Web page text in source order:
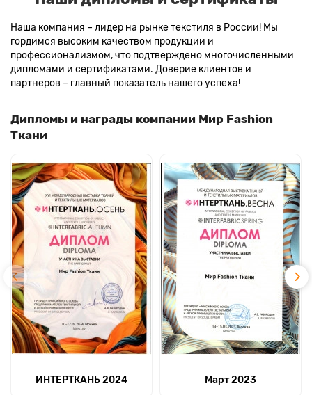
Наша компания – лидер на рынке текстиля в России! Мы
гордимся высоким качеством продукции и
профессионализмом, что подтверждено многочисленными
дипломами и сертификатами. Доверие клиентов и
партнеров – главный показатель нашего успеха!
Дипломы и награды компании Мир Fashion
Ткани
ИНТЕРТКАНЬ 2024 Март 2023